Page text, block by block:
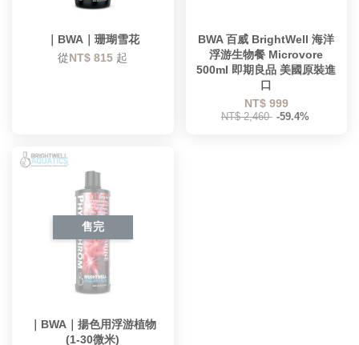
｜BWA｜珊瑚雪花
從NT$ 815 起
BWA 百威 BrightWell 海洋
浮游生物餐 Microvore
500ml 即期良品 美國原裝進
口
NT$ 999
NT$ 2,460 -59.4%
售完
｜BWA｜揚色用浮游植物
(1-30微米)